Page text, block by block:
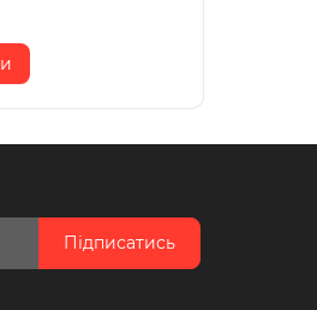
Підписатись